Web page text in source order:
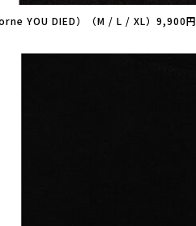
YOU DIED）（M / L / XL）9,900円